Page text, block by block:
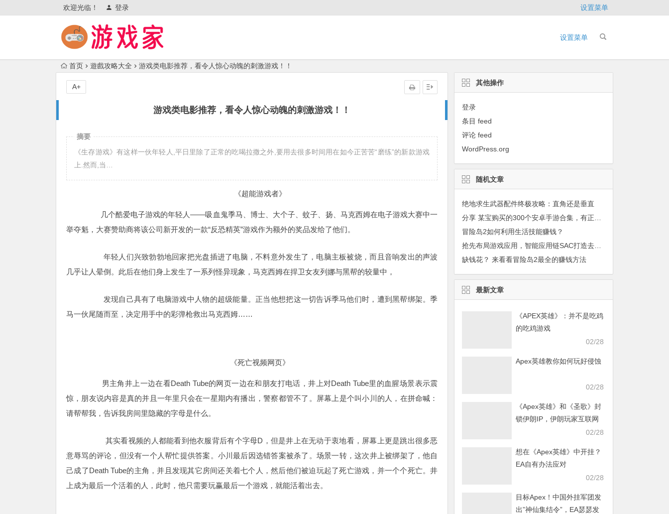
欢迎光临！ 登录 设置菜单
设置菜单
首页 遊戲攻略大全 游戏类电影推荐，看令人惊心动魄的刺激游戏！！
游戏类电影推荐，看令人惊心动魄的刺激游戏！！
A+
摘要
《生存游戏》有这样一伙年轻人,平日里除了正常的吃喝拉撒之外,要用去很多时间用在如今正苦苦“磨练”的新款游戏
上.然而,当…
《超能游戏者》
几个酷爱电子游戏的年轻人——吸血鬼季马、博士、大个子、蚊子、扬、马克西姆在电子游戏大赛中一
举夺魁，大赛赞助商将该公司新开发的一款“反恐精英”游戏作为额外的奖品发给了他们。
年轻人们兴致勃勃地回家把光盘插进了电脑，不料意外发生了，电脑主板被烧，而且音响发出的声波
几乎让人晕倒。此后在他们身上发生了一系列怪异现象，马克西姆在捍卫女友列娜与黑帮的较量中，
发现自己具有了电脑游戏中人物的超级能量。正当他想把这一切告诉季马他们时，遭到黑帮绑架。季
马一伙尾随而至，决定用手中的彩弹枪救出马克西姆……
《死亡视频网页》
男主角井上一边在看Death Tube的网页一边在和朋友打电话，井上对Death Tube里的血腥场景表示震
惊，朋友说内容是真的并且一年里只会在一星期内有播出，警察都管不了。屏幕上是个叫小川的人，在拼命喊：
请帮帮我，告诉我房间里隐藏的字母是什么。
其实看视频的人都能看到他衣服背后有个字母D，但是井上在无动于衷地看，屏幕上更是跳出很多恶
意辱骂的评论，但没有一个人帮忙提供答案。小川最后因选错答案被杀了。 场景一转，这次井上被绑架了，他自
己成了Death Tube的主角，并且发现其它房间还关着七个人，然后他们被迫玩起了死亡游戏，并一个个死亡。井
上成为最后一个活着的人，此时，他只需要玩赢最后一个游戏，就能活着出去。
其他操作
登录
条目 feed
评论 feed
WordPress.org
随机文章
绝地求生武器配件终极攻略：直角还是垂直
冒险岛2如何利用生活技能赚钱？
抢先布局游戏应用，智能应用链SAC打造去中心化BAAS平台
缺钱花？ 来看看冒险岛2最全的赚钱方法
最新文章
《APEX英雄》：并不是吃鸡
的吃鸡游戏
02/28
Apex英雄教你如何玩好侵蚀
02/28
《Apex英雄》和《圣歌》封
锁伊朗IP，伊朗玩家互联网
02/28
想在《Apex英雄》中开挂？
EA自有办法应对
02/28
目标Apex！中国外挂军团发
出”神仙集结令”，EA瑟瑟发